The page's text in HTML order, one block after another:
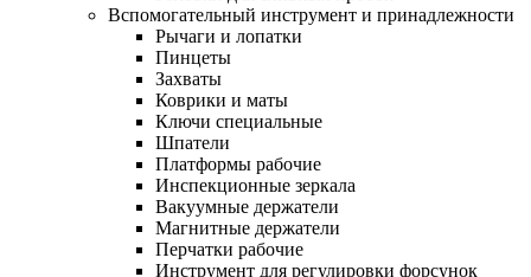
Вспомогательный инструмент и принадлежности
Рычаги и лопатки
Пинцеты
Захваты
Коврики и маты
Ключи специальные
Шпатели
Платформы рабочие
Инспекционные зеркала
Вакуумные держатели
Магнитные держатели
Перчатки рабочие
Инструмент для регулировки форсунок